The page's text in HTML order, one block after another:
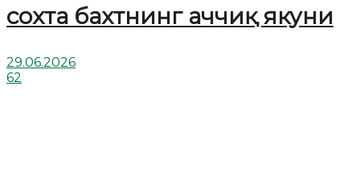
сохта бахтнинг аччиқ якуни
29.06.2026
62